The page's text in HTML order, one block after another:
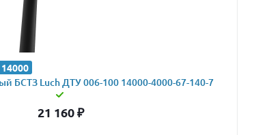
14000
БСТЗ Luch ДТУ 006-100 14000-4000-67-140-7
21 160₽